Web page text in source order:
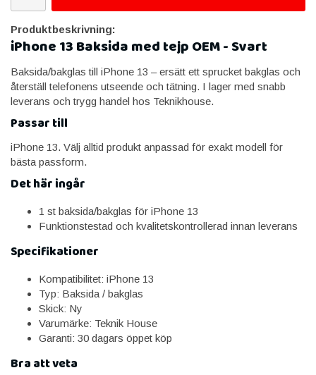
Produktbeskrivning:
iPhone 13 Baksida med tejp OEM - Svart
Baksida/bakglas till iPhone 13 – ersätt ett sprucket bakglas och
återställ telefonens utseende och tätning. I lager med snabb
leverans och trygg handel hos Teknikhouse.
Passar till
iPhone 13. Välj alltid produkt anpassad för exakt modell för
bästa passform.
Det här ingår
1 st baksida/bakglas för iPhone 13
Funktionstestad och kvalitetskontrollerad innan leverans
Specifikationer
Kompatibilitet: iPhone 13
Typ: Baksida / bakglas
Skick: Ny
Varumärke: Teknik House
Garanti: 30 dagars öppet köp
Bra att veta